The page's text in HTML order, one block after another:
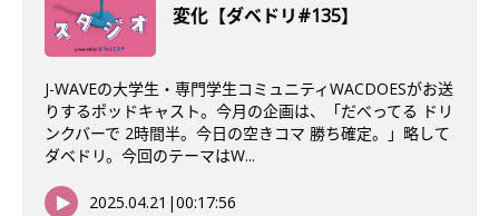
変化【ダベドリ#135】
J-WAVEの大学生・専門学生コミュニティWACDOESがお送
りするポッドキャスト。今月の企画は、「だべってる ドリ
ンクバーで 2時間半。今日の空きコマ 勝ち確定。」略して
ダベドリ。今回のテーマはW...
2025.04.21 |00:17:56